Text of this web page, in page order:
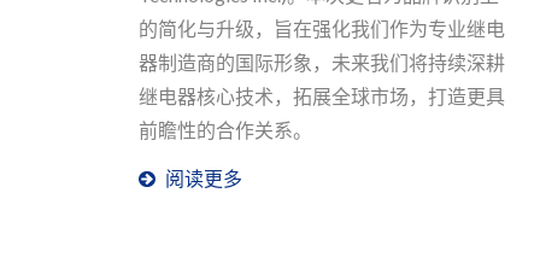
的简化与升级，旨在强化我们作为专业继电
器制造商的国际形象，未来我们将持续深耕
继电器核心技术，拓展全球市场，打造更具
前瞻性的合作关系。
阅读更多